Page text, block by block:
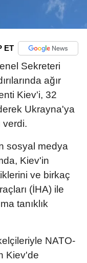
ET
Sekreteri
ağır
Kiev'i, 32
Ukrayna'ya
verdi.
sosyal medya
Kiev'in
ve birkaç
(İHA) ile
tanıklık
NATO-
Kiev'de